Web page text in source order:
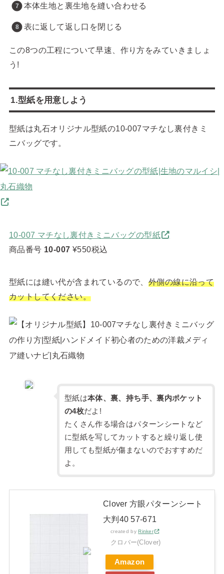
本体生地と裏生地を縫い合わせる
表に返して返し口を閉じる
この8つの工程について早速、作り方をみていきましょ
う!
1.型紙を用意しよう
型紙は丸石オリジナル型紙の10-007マチなし裏付きミ
ニバッグです。
10-007 マチなし裏付きミニバッグの型紙
商品番号 10-007 ¥550税込
型紙には縫い代が含まれているので、 外側の線に沿って
カットしてください。
型紙は本体、裏、持ち手、裏内ポケット
の4枚だよ!
たくさん作る場合はパターンシートなど
に型紙を写してカットすると繰り返し使
用しても型紙が傷まないのでおすすめだ
よ。
Clover 方眼パターンシート
大判40 57-671
created byRinker
クロバー(Clover)
Amazon